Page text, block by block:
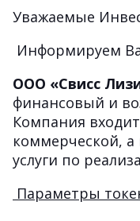
Уважаемые
Информируем
ООО «Свисс
финансовый и
Компания
коммерческой,
услуги по
Параметры